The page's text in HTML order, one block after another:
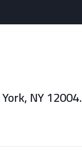
York, NY 12004.